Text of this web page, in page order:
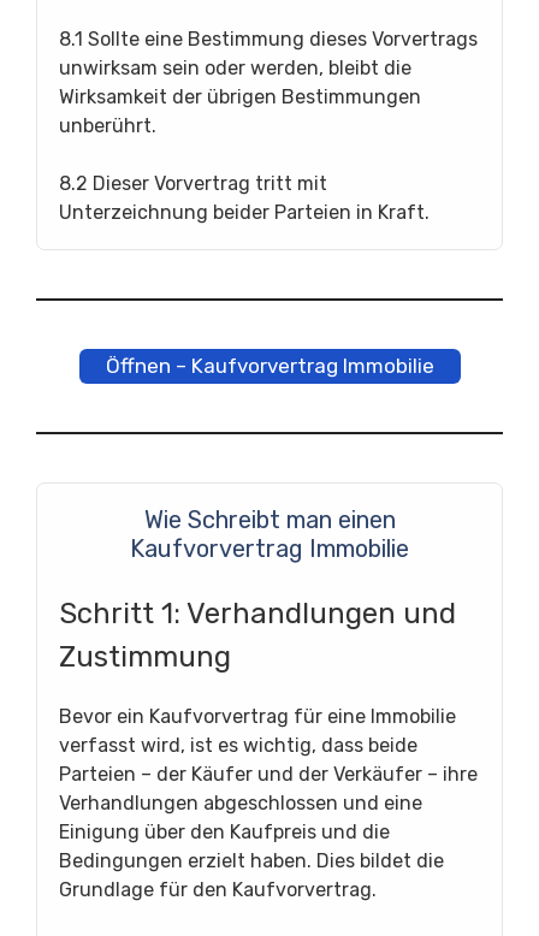
8.1 Sollte eine Bestimmung dieses Vorvertrags
unwirksam sein oder werden, bleibt die
Wirksamkeit der übrigen Bestimmungen
unberührt.
8.2 Dieser Vorvertrag tritt mit
Unterzeichnung beider Parteien in Kraft.
Öffnen – Kaufvorvertrag Immobilie
Wie Schreibt man einen
Kaufvorvertrag Immobilie
Schritt 1: Verhandlungen und
Zustimmung
Bevor ein Kaufvorvertrag für eine Immobilie
verfasst wird, ist es wichtig, dass beide
Parteien – der Käufer und der Verkäufer – ihre
Verhandlungen abgeschlossen und eine
Einigung über den Kaufpreis und die
Bedingungen erzielt haben. Dies bildet die
Grundlage für den Kaufvorvertrag.